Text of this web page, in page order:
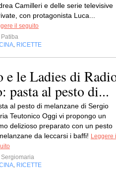
Camilleri e delle serie televisive
con protagonista Luca...
il seguito
Patiba
RICETTE
e le Ladies di
pasta al pesto di...
al pesto di melanzane di Sergio
Teutonico Oggi vi propongo un
delizioso preparato con un pesto
da leccarsi i baffi! Leggere
Sergiomaria
RICETTE